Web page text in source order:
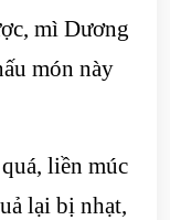
mì Dương
món này
liền múc
lại bị nhạt,